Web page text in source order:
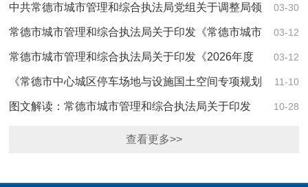
志试用期满正式任职的通知 03-30
中共常德市城市管理和综合执法局党组关于调整局领
导分工的通知 03-12
常德市城市管理和综合执法局关于印发《常德市城市
管理和综合执法局2026年度涉企行政检查计… 03-12
常德市城市管理和综合执法局关于印发《2026年度
行政执法监督工作方案》的通知 11-10
《常德市中心城区停车场地与设施国土空间专项规划
（2023-2035年）》批后公告 10-28
图文解读：常德市城市管理和综合执法局关于印发
查看更多>>